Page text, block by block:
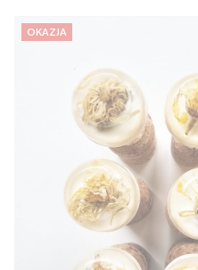
OKAZJA